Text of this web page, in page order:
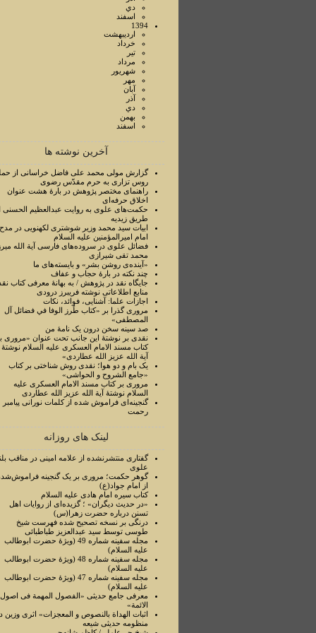
دي
اسفند
1394
ارديبهشت
خرداد
تير
مرداد
شهريور
مهر
آبان
آذر
دي
بهمن
اسفند
آخرین نوشته ها
گزارش مولی محمد علی فاضل خراسانی از
روس تزاری به حرم مقدّس رضوی
راهنمای مختصر پژوهش در بارۀ هشت عنوان
اخلاق حرفه‌ای
حکمت‌های علوی به روایت عبدالعظیم الحسنی
طریق زیدیه
ابیات سید محمد وزیر شوشتری لکهنویی در مدح
امام امیرالمؤمنین علیه السلام
فضائل علوی در سروده‌های فارسی آیة الله
محمد تقی شیرازی
«آینده‌ی روشن بشر» و بایسته‌های ما
چند نکته در بارۀ حجاب و عفاف
جایگاه نقد در پژوهش / به بهانۀ معرفی کتاب نقد
منابع اطلاعاتی نوشته فریبرز درودی
اجازات علما: آشنایی، فوائد، نکات
مروری گذرا بر «کتاب طُرز الوفا في فضائل آل
المصطفی»
صد سینه سخن درون یک نامۀ من
نقدی بر نوشتۀ این جانب تحت عنوان «مروری
کتاب مسند الامام العسکری علیه السلام نوشتۀ
آیة الله عزیز الله عطاردی»
یک بام و دو هوا؛ نقدی روش شناختی بر کتاب
«جامع الشروح و الحواشی»
مروری بر کتاب مسند الامام العسکری علیه
السلام نوشتۀ آیة الله عزیز الله عطاردی
گنجینه‌ای فراموش شده از کلمات نورانی پیامبر
رحمت
لینک های روزانه
گفتاری منتشرنشده از علامه امینی در مناقب
علوی
گوهر حکمت؛ مروری بر یک گنجینه
از امام جواد(ع)
کتاب سیره امام هادی علیه السلام
«در حدیث دیگران» ؛ گزیده‌ای از روایات اهل
تسنن درباره حضرت زهرا(س)
درنگی بر نسخه تصحیح شده فهرست شیخ
طوسی توسط سید عبدالعزیز طباطبائی
مجله سفینه شماره 49 (ویژۀ حضرت ابوطالب
علیه السلام)
مجله سفینه شماره 48 (ویژۀ حضرت ابوطالب
علیه السلام)
مجله سفینه شماره 47 (ویژۀ حضرت ابوطالب
علیه السلام)
معرفی جامع حدیثی «الفصول المهمة فی اصول
الائمة»
اثبات الهداة بالنصوص و المعجزات» اثری وزین
منظومه حدیثی شیعه